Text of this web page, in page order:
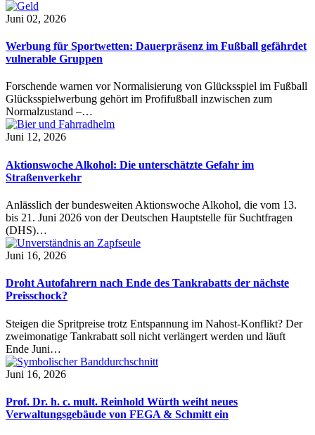
Juni 02, 2026
Werbung für Sportwetten: Dauerpräsenz im Fußball gefährdet
vulnerable Gruppen
Forschende warnen vor Normalisierung von Glücksspiel im Fußball
Glücksspielwerbung gehört im Profifußball inzwischen zum
Normalzustand –…
Juni 12, 2026
Aktionswoche Alkohol: Die unterschätzte Gefahr im
Straßenverkehr
Anlässlich der bundesweiten Aktionswoche Alkohol, die vom 13.
bis 21. Juni 2026 von der Deutschen Hauptstelle für Suchtfragen
(DHS)…
Juni 16, 2026
Droht Autofahrern nach Ende des Tankrabatts der nächste
Preisschock?
Steigen die Spritpreise trotz Entspannung im Nahost-Konflikt? Der
zweimonatige Tankrabatt soll nicht verlängert werden und läuft
Ende Juni…
Juni 16, 2026
Prof. Dr. h. c. mult. Reinhold Würth weiht neues
Verwaltungsgebäude von FEGA & Schmitt ein